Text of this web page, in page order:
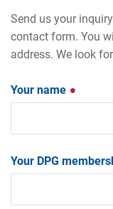
Send us your
contact form. You
address. We look
Your name
Your DPG